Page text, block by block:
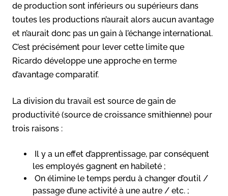
de production sont inférieurs ou supérieurs dans
toutes les productions n’aurait alors aucun avantage
et n’aurait donc pas un gain à l’échange international.
C’est précisément pour lever cette limite que
Ricardo développe une approche en terme
d’avantage comparatif.
La division du travail est source de gain de
productivité (source de croissance smithienne) pour
trois raisons :
Il y a un effet d’apprentissage, par conséquent
les employés gagnent en habileté ;
On élimine le temps perdu à changer d’outil /
passage d’une activité à une autre / etc. ;